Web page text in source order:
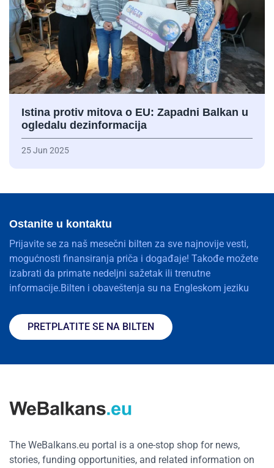
Istina protiv mitova o EU: Zapadni Balkan u
ogledalu dezinformacija
25 Jun 2025
Ostanite u kontaktu
Prijavite se za naš mesečni bilten za sve najnovije vesti,
mogućnosti finansiranja priča i događaje! Takođe možete
izabrati da primate nedeljni sažetak ili trenutne
informacije.Bilten i obaveštenja su na Engleskom jeziku
PRETPLATITE SE NA BILTEN
The WeBalkans.eu portal is a one-stop shop for news,
stories, funding opportunities, and related information on